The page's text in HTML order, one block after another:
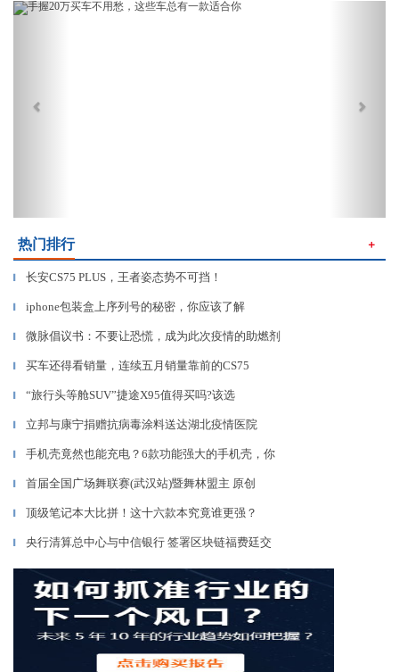
Previous
热门排行 ＋
▎ 长安CS75 PLUS，王者姿态势不可挡！
▎ iphone包装盒上序列号的秘密，你应该了解
▎ 微脉倡议书：不要让恐慌，成为此次疫情的助燃剂
▎ 买车还得看销量，连续五月销量靠前的CS75
▎ “旅行头等舱SUV”捷途X95值得买吗?该选
▎ 立邦与康宁捐赠抗病毒涂料送达湖北疫情医院
▎ 手机壳竟然也能充电？6款功能强大的手机壳，你
▎ 首届全国广场舞联赛(武汉站)暨舞林盟主 原创
▎ 顶级笔记本大比拼！这十六款本究竟谁更强？
▎ 央行清算总中心与中信银行 签署区块链福费廷交